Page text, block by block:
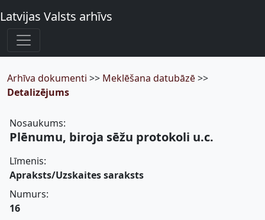
Latvijas Valsts arhīvs
Arhīva dokumenti >> Meklēšana datubāzē>>
Detalizējums
Nosaukums:
Plēnumu, biroja sēžu protokoli u.c.
Līmenis:
Apraksts/Uzskaites saraksts
Numurs:
16